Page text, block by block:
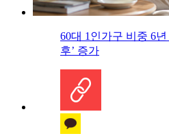
60대 1인가구 비중 6년
후’ 증가